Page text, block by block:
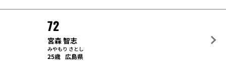
72
宮森 智志
みやもり さとし
25歳 広島県